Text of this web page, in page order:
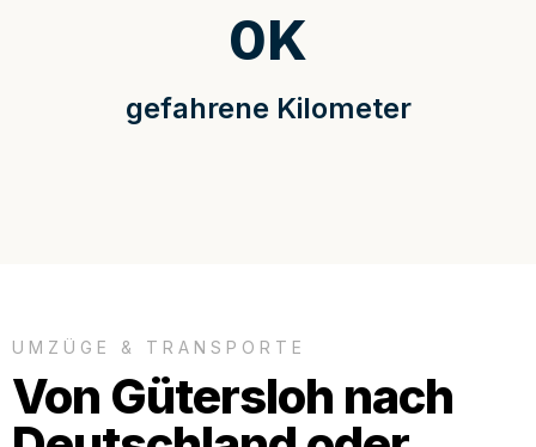
gefahrene Kilometer
0K
UMZÜGE & TRANSPORTE
Von Gütersloh nach